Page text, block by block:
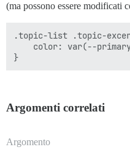
(ma possono essere modificati
.topic-list .topic-
color: var(--
Argomenti correlati
Argomento